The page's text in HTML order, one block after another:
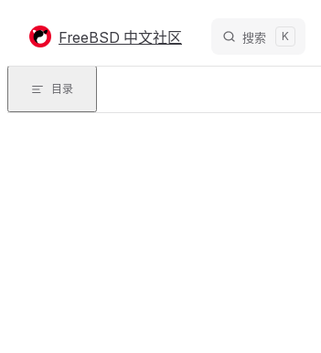
FreeBSD 中文社区 搜索 K
目录